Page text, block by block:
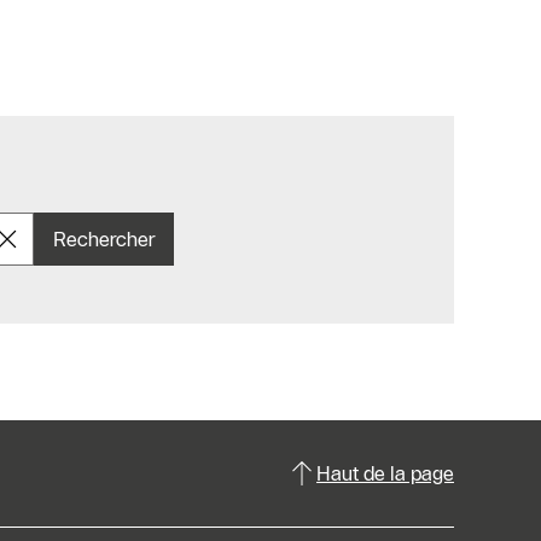
Rechercher
Haut de la page